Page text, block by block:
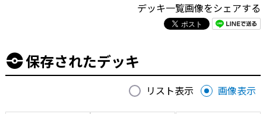
デッキ一覧画像をシェアする
保存されたデッキ
リスト表示 画像表示